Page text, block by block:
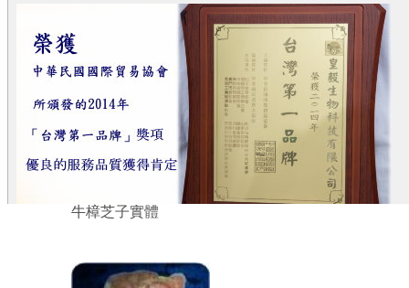
牛樟芝子實體
牛樟芝子實體